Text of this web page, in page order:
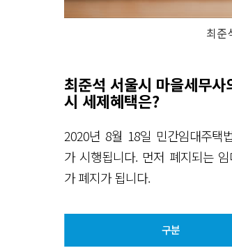
최준
최준석 서울시 마을세무
시 세제혜택은?
2020년 8월 18일 민간임대주택
가 시행됩니다. 먼저 폐지되는
가 폐지가 됩니다.
구분